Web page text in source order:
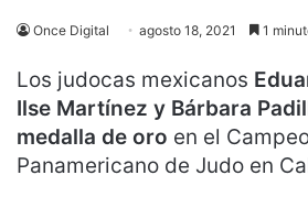
Once Digital agosto 18, 2021 1
Los judocas mexicanos
Ilse Martínez y Bárbara
medalla de oro en el
Panamericano de Judo en